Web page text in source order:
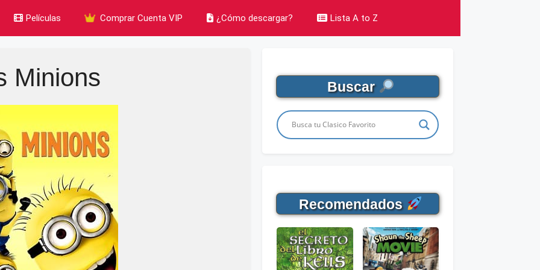
Películas Comprar Cuenta VIP ¿Cómo descargar? Lista A to Z
Minions Buscar
Recomendados